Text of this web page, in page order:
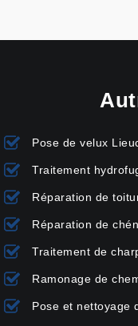
Pose de velux
Traitement
Réparation de
Réparation de
Traitement de
Ramonage de
Pose et nettoyage